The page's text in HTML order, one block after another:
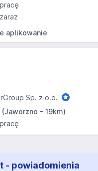
aplikowanie
Sp. z o.o.
- 19km)
- powiadomienia